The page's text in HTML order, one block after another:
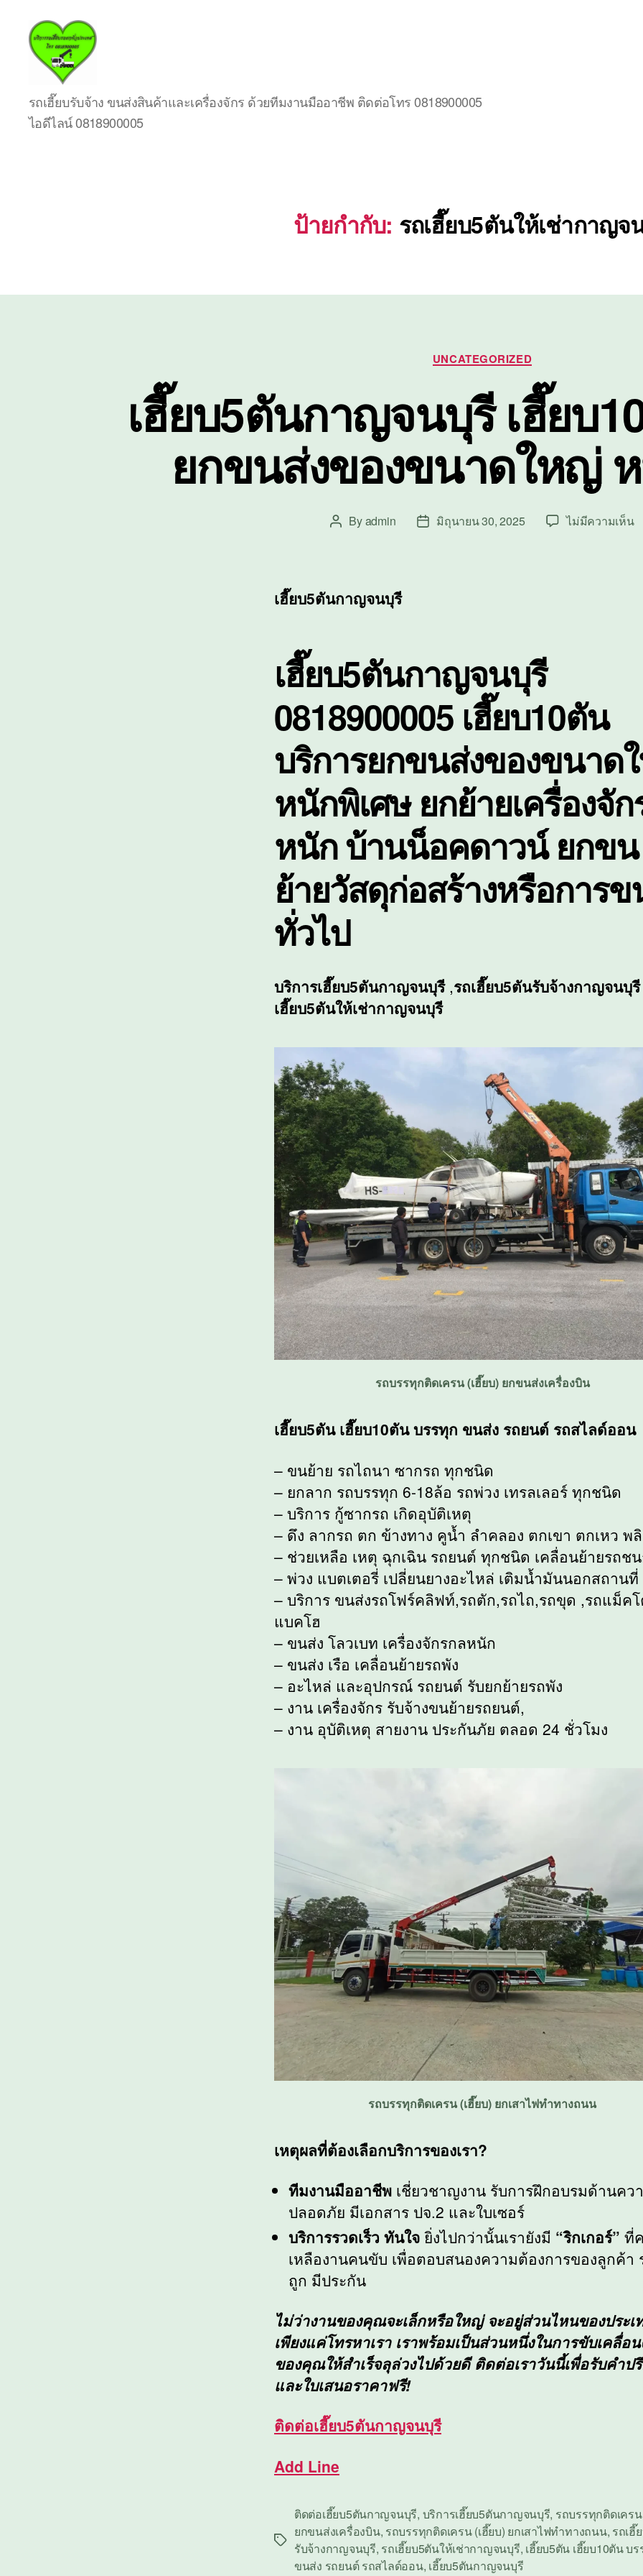
บริการ
รถ
เฮี๊ย
รถเฮี๊ยบรับจ้าง ขนส่งสินค้าและเครื่องจักร ด้วยทีมงานมืออาชีพ ติดต่อโทร 0818900005
ไอดีไลน์ 0818900005
ป้ายกำกับ: รถเฮี๊ยบ5ตันให้เช่ากาญจ
Categories
UNCATEGORIZED
เฮี๊ยบ5ตันกาญจนบุรี เฮี๊ยบ
ยกขนส่งของขนาดใหญ่
Post
Byadmin
Postมิถุนายน 30, 2025 ไม่มีความเห็น
เฮี๊ยบ5ตันกาญจนบุรี
เฮี๊ยบ5ตันกาญจนบุรี
0818900005 เฮี๊ยบ10ตัน
บริการยกขนส่งของขนาด
หนักพิเศษ ยกย้ายเครื่องจัก
หนัก บ้านน็อคดาวน์ ยกขน
ย้ายวัสดุก่อสร้างหรือการข
ทั่วไป
บริการเฮี๊ยบ5ตันกาญจนบุรี,รถเฮี๊ยบ5ตันรับจ้างกาญจนบุรี
เฮี๊ยบ5ตันให้เช่ากาญจนบุรี
รถบรรทุกติดเครน (เฮี๊ยบ) ยกขนส่งเครื่องบิน
เฮี๊ยบ5ตัน เฮี๊ยบ10ตัน บรรทุก ขนส่ง รถยนต์ รถสไลด์ออน
– ขนย้าย รถไถนา ซากรถ ทุกชนิด
– ยกลาก รถบรรทุก 6-18ล้อ รถพ่วง เทรลเลอร์ ทุกชนิด
– บริการ กู้ซากรถ เกิดอุบัติเหตุ
– ดึง ลากรถ ตก ข้างทาง คูน้ำ ลำคลอง ตกเขา ตกเหว พ
– ช่วยเหลือ เหตุ ฉุกเฉิน รถยนต์ ทุกชนิด เคลื่อนย้ายรถช
– พ่วง แบตเตอรี่ เปลี่ยนยางอะไหล่ เติมน้ำมันนอกสถานที่
– บริการ ขนส่งรถโฟร์คลิฟท์,รถตัก,รถไถ,รถขุด ,รถแม็ค
แบคโฮ
– ขนส่ง โลวเบท เครื่องจักรกลหนัก
– ขนส่ง เรือ เคลื่อนย้ายรถพัง
– อะไหล่ และอุปกรณ์ รถยนต์ รับยกย้ายรถพัง
– งาน เครื่องจักร รับจ้างขนย้ายรถยนต์,
– งาน อุบัติเหตุ สายงาน ประกันภัย ตลอด 24 ชั่วโมง
รถบรรทุกติดเครน (เฮี๊ยบ) ยกเสาไฟทำทางถนน
เหตุผลที่ต้องเลือกบริการของเรา?
ทีมงานมืออาชีพ เชี่ยวชาญงาน รับการฝึกอบรมด้านคว
ปลอดภัย มีเอกสาร ปจ.2 และใบเซอร์
บริการรวดเร็ว ทันใจ ยิ่งไปกว่านั้นเรายังมี “ริกเกอร์” ที่
เหลืองานคนขับ เพื่อตอบสนองความต้องการของลูกค้า
ถูก มีประกัน
ไม่ว่างานของคุณจะเล็กหรือใหญ่ จะอยู่ส่วนไหนของประเ
เพียงแค่โทรหาเรา เราพร้อมเป็นส่วนหนึ่งในการขับเคลื่อ
ของคุณให้สำเร็จลุล่วงไปด้วยดี ติดต่อเราวันนี้เพื่อรับคำป
และใบเสนอราคาฟรี!
ติดต่อเฮี๊ยบ5ตันกาญจนบุรี
Add Line
Tags
ติดต่อเฮี๊ยบ5ตันกาญจนบุรี, บริการเฮี๊ยบ5ตันกาญจนบุรี, รถบรรทุกติดเครน
ยกขนส่งเครื่องบิน, รถบรรทุกติดเครน (เฮี๊ยบ) ยกเสาไฟทำทางถนน, รถเฮี๊
รับจ้างกาญจนบุรี, รถเฮี๊ยบ5ตันให้เช่ากาญจนบุรี, เฮี๊ยบ5ตัน เฮี๊ยบ10ตัน บ
ขนส่ง รถยนต์ รถสไลด์ออน, เฮี๊ยบ5ตันกาญจนบุรี